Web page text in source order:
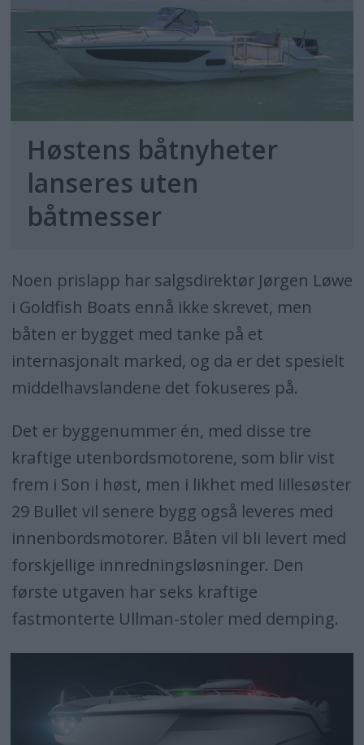
Høstens båtnyheter
lanseres uten
båtmesser
Noen prislapp har salgsdirektør Jørgen Løwe
i Goldfish Boats ennå ikke skrevet, men
båten er bygget med tanke på et
internasjonalt marked, og da er det spesielt
middelhavslandene det fokuseres på.
Det er byggenummer én, med disse tre
kraftige utenbordsmotorene, som blir vist
frem i Son i høst, men i likhet med lillesøster
29 Bullet vil senere bygg også leveres med
innenbordsmotorer. Båten vil bli levert med
forskjellige innredningsløsninger. Den
første utgaven har seks kraftige
fastmonterte Ullman-stoler med demping.